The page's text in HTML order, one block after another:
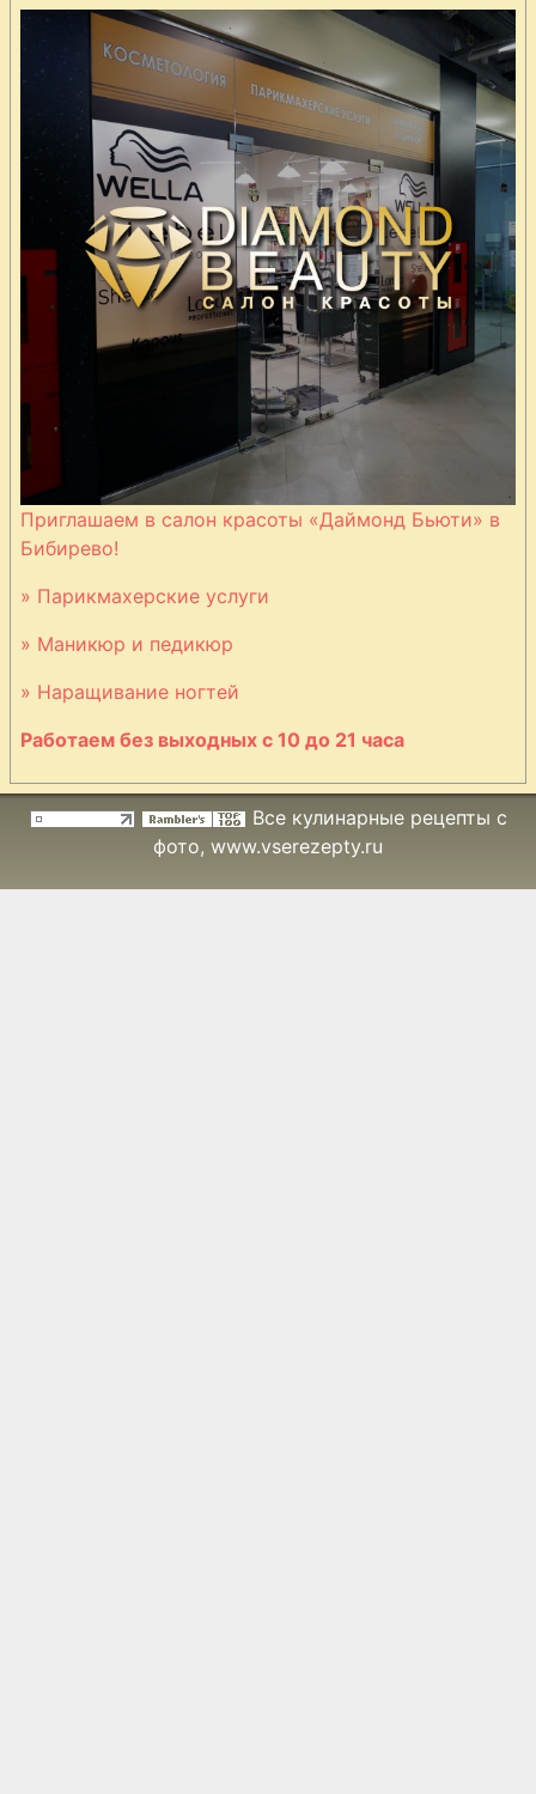
Вертута с
орехами и
медом
Вертута с
яблоками
Приглашаем в салон красоты «Даймонд Бьюти» в
Бибирево!
» Парикмахерские услуги
» Маникюр и педикюр
» Наращивание ногтей
Работаем без выходных с 10 до 21 часа
Все кулинарные рецепты с
фото, www.vserezepty.ru